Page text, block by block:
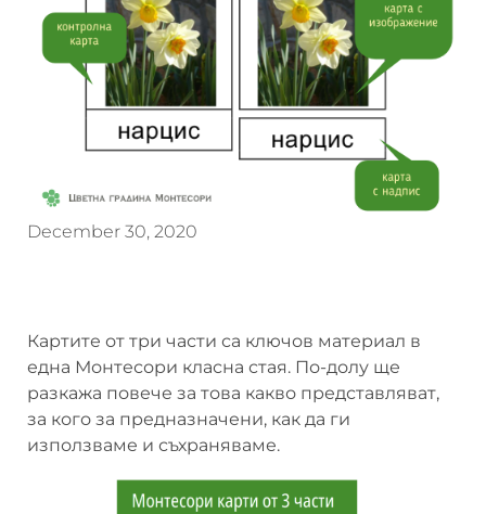
December 30, 2020
Картите от три части са ключов материал в
една Монтесори класна стая. По-долу ще
разкажа повече за това какво представляват,
за кого за предназначени, как да ги
използваме и съхраняваме.